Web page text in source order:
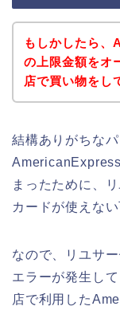
もしかしたら
の上限金額をオ
店で買い物をし
結構ありがちな
まったために、
カードが使えな
なので、リユサ
エラーが発生し
店で利用した